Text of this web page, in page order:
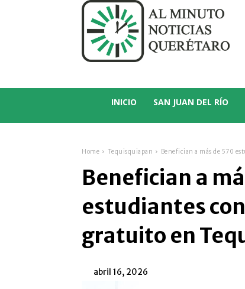
INICIO SAN JUAN DEL RÍO
Home Tequisquiapan Benefician a más de 570
Benefician a
estudiantes
gratuito en
abril 16, 2026